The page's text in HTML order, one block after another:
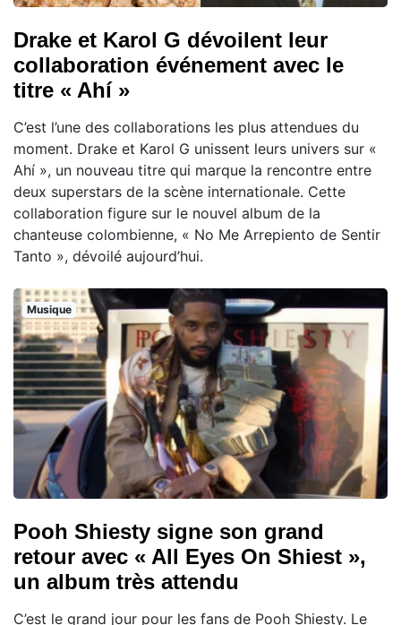
Drake et Karol G dévoilent leur
collaboration événement avec le
titre « Ahí »
C’est l’une des collaborations les plus attendues du
moment. Drake et Karol G unissent leurs univers sur «
Ahí », un nouveau titre qui marque la rencontre entre
deux superstars de la scène internationale. Cette
collaboration figure sur le nouvel album de la
chanteuse colombienne, « No Me Arrepiento de Sentir
Tanto », dévoilé aujourd’hui.
Musique
Pooh Shiesty signe son grand
retour avec « All Eyes On Shiest »,
un album très attendu
C’est le grand jour pour les fans de Pooh Shiesty. Le